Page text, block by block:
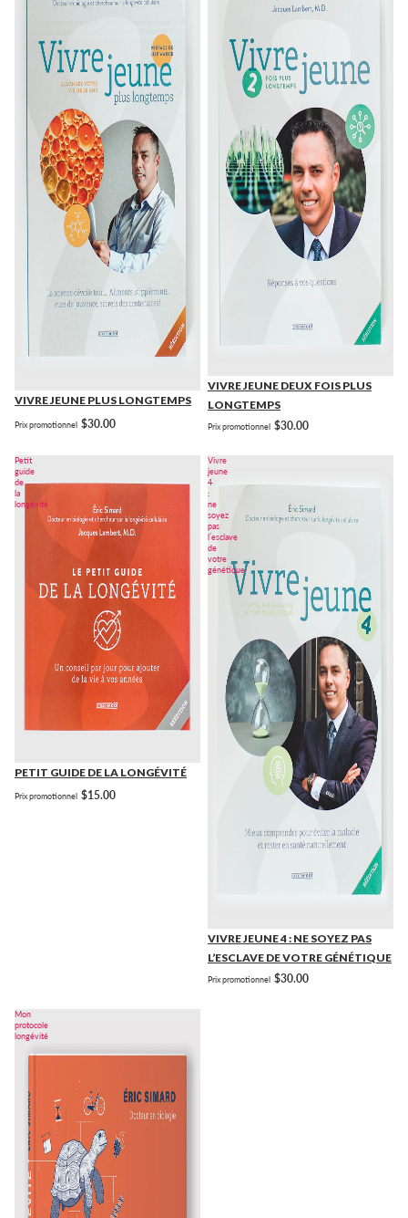
VIVRE JEUNE PLUS LONGTEMPS
Prix promotionnel $30.00
VIVRE JEUNE DEUX FOIS PLUS
LONGTEMPS
Prix promotionnel $30.00
Petit
guide
de
la
longévité
PETIT GUIDE DE LA LONGÉVITÉ
Prix promotionnel $15.00
Vivre
jeune
4
:
ne
soyez
pas
l’esclave
de
votre
génétique
VIVRE JEUNE 4 : NE SOYEZ PAS
L’ESCLAVE DE VOTRE GÉNÉTIQUE
Prix promotionnel $30.00
Mon
protocole
longévité